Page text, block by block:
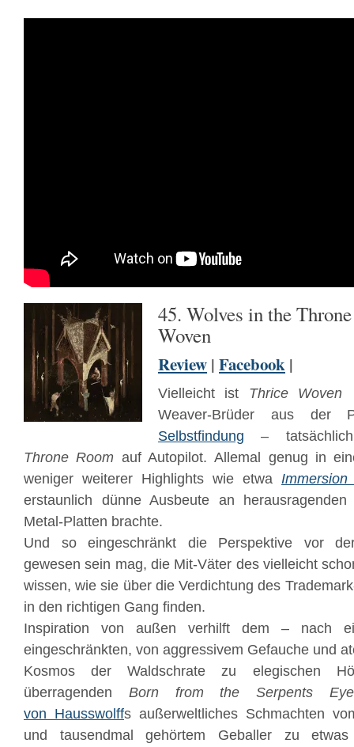
45. Wolves in the
Woven
Review | Facebook |
Vielleicht ist Thrice Woven
Weaver-Brüder aus
Selbstfindung –
Throne Room auf Autopilot. Allemal genug in
weniger weiterer Highlights wie etwa
erstaunlich dünne Ausbeute an herausragenden
Metal-Platten brachte.
Und so eingeschränkt die Perspektive vor
gewesen sein mag, die Mit-Väter des vielleicht
wissen, wie sie über die Verdichtung des
in den richtigen Gang finden.
Inspiration von außen verhilft dem – nach
eingeschränkten, von aggressivem Gefauche und
Kosmos der Waldschrate zu elegischen
überragenden Born from the Serpents Eye
von Hausswolffs außerweltliches Schmachten
und tausendmal gehörtem Geballer zu